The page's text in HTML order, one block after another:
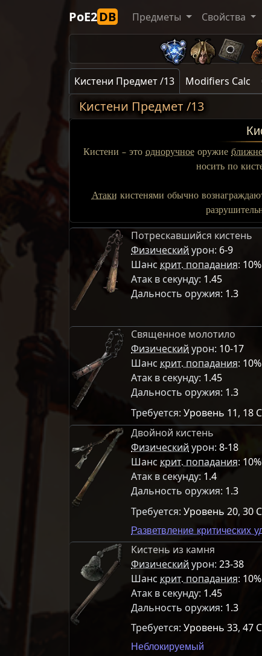
PoE2DB Предметы Свойства
Кистени Предмет /13 Modifiers Calc
Кистени Предмет /13
Кистени – это одноручное оружие
носить по
Атаки кистенями обычно
Потрескавшийся кистень
Физический урон: 6-9
Шанс крит. попадания: 10%
Атак в секунду: 1.45
Дальность оружия: 1.3
Священное молотило
Физический урон: 10-17
Шанс крит. попадания: 10%
Атак в секунду: 1.45
Дальность оружия: 1.3
Требуется: Уровень 11, 18
Двойной кистень
Физический урон: 8-18
Шанс крит. попадания: 10%
Атак в секунду: 1.4
Дальность оружия: 1.3
Требуется: Уровень 20, 30
Разветвление критических
Кистень из камня
Физический урон: 23-38
Шанс крит. попадания: 10%
Атак в секунду: 1.45
Дальность оружия: 1.3
Требуется: Уровень 33, 47
Неблокируемый